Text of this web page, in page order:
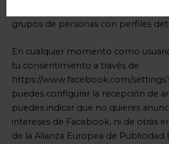
grupos de personas con perfiles
En cualquier momento como
tu consentimiento a través de
https://www.facebook.com/
puedes configurar la recepción de
puedes indicar que no quieres
intereses de Facebook, ni de otras
de la Alianza Europea de Publicidad